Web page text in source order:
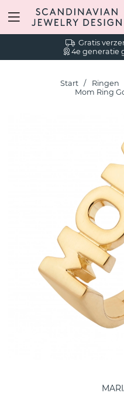
Gratis
4e generatie
Start Ringen
Mom Ring